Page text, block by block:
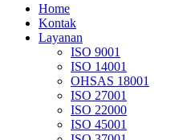
Home
Kontak
Layanan
ISO 9001
ISO 14001
OHSAS 18001
ISO 27001
ISO 22000
ISO 45001